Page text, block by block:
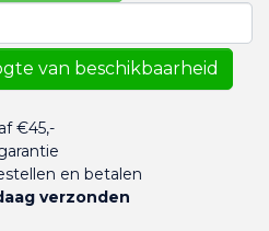
van beschikbaarheid
€45,-
en betalen
verzonden